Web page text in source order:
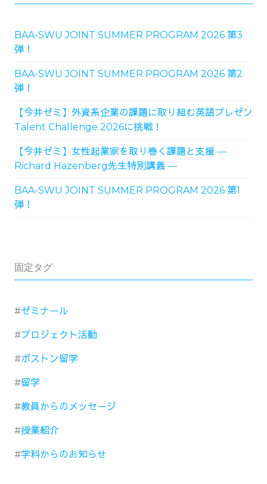
BAA-SWU JOINT SUMMER PROGRAM 2026 第3
弾！
BAA-SWU JOINT SUMMER PROGRAM 2026 第2
弾！
【今井ゼミ】外資系企業の課題に取り組む英語プレゼン
Talent Challenge 2026に挑戦！
【今井ゼミ】女性起業家を取り巻く課題と支援 ―
Richard Hazenberg先生特別講義 ―
BAA-SWU JOINT SUMMER PROGRAM 2026 第1
弾！
固定タグ
ゼミナール
プロジェクト活動
ボストン留学
留学
教員からのメッセージ
授業紹介
学科からのお知らせ